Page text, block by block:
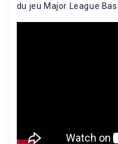
du jeu Major League